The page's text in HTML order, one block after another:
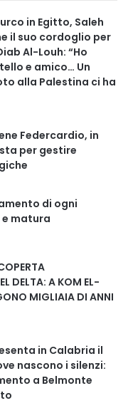
rimanendo
monopolio logistico
in Egitto, Saleh
il suo cordoglio per
Al-Louh: “Ho
e amico… Un
alla Palestina ci ha
Federcardio, in
per gestire
di ogni
matura
DELTA: A KOM EL-
MIGLIAIA DI ANNI
in Calabria il
nascono i silenzi:
a Belmonte